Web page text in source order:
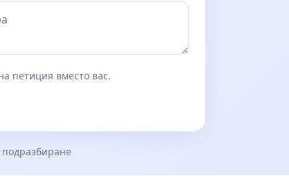
петиция вместо вас.